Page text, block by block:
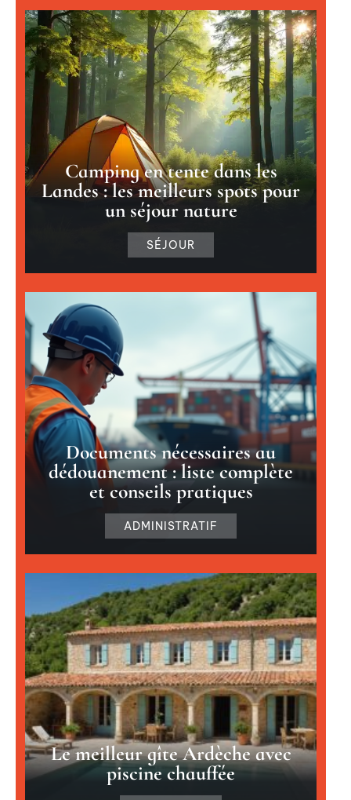
Camping en tente dans les
Landes : les meilleurs spots pour
un séjour nature
SÉJOUR
Documents nécessaires au
dédouanement : liste complète
et conseils pratiques
ADMINISTRATIF
Le meilleur gîte Ardèche avec
piscine chauffée